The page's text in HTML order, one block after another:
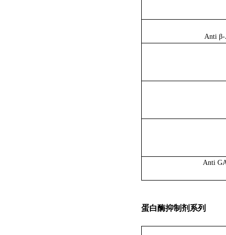
Anti β-
Anti
蛋白酶抑制剂系列